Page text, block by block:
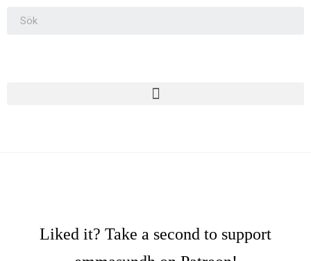
Liked it? Take a second to support